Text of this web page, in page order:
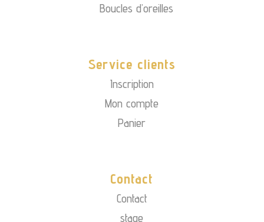
Boucles d’oreilles
Service clients
Inscription
Mon compte
Panier
Contact
Contact
stage